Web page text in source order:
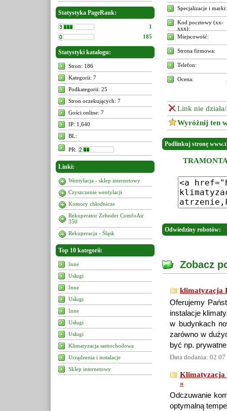
Statystyka PageRank:
1
185
Statystyki katalogu:
Stron: 186
Kategorii: 7
Podkategorii: 25
Stron oczekujących: 7
Gości online: 7
IP: 1,640
BL:
PR:
Linki:
Wentylacja - sklep internetowy
Czyszczenie wentylacji
Komory chłodnicze
Rekuperator Zehnder ComfoAir
350
Rekuperacja - Śląsk
Top 10 kategorii:
Inne
Usługi
Inne
Usługi
Inne
Usługi
Usługi
Klimatyzacja samochodowa
Urządzenia i instalacje
Sklep internetowy
Specjalizacje i marki:
Kod pocztowy (xx-
xxx):
Miejscowość:
Strona firmowa:
Telefon:
Ocena:
Link nie
Wyróżnij ten
Podlinkuj stronę
Odwiedziny robotów:
Zobacz
klimatyzacja
Oferujemy
instalacje
w budynkach
zarówno w
być np.
Data dodania: 02
Klimatyzacja
»
Odczuwanie
optymalną